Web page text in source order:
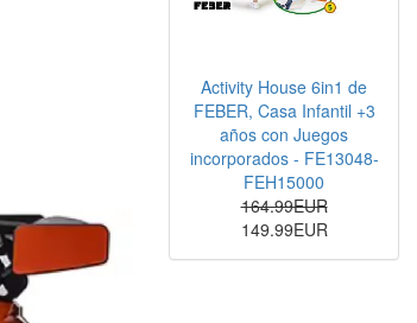
Activity House 6in1 de
FEBER, Casa Infantil +3
años con Juegos
incorporados - FE13048-
FEH15000
164.99EUR
149.99EUR